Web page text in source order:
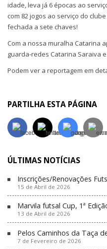
idade, leva já 6 épocas ao
com 82 jogos ao serviço do
fechada a sete chaves!
Com a nossa muralha Catarina
guarda-redes Catarina Saraiva
Podem ver a reportagem em
PARTILHA ESTA PÁGINA
ÚLTIMAS NOTÍCIAS
Inscrições/Renovações
15 de Abril de 2026
Marvila futsal Cup, 1ª
13 de Abril de 2026
Pelos Caminhos da Taça
7 de Fevereiro de 2026